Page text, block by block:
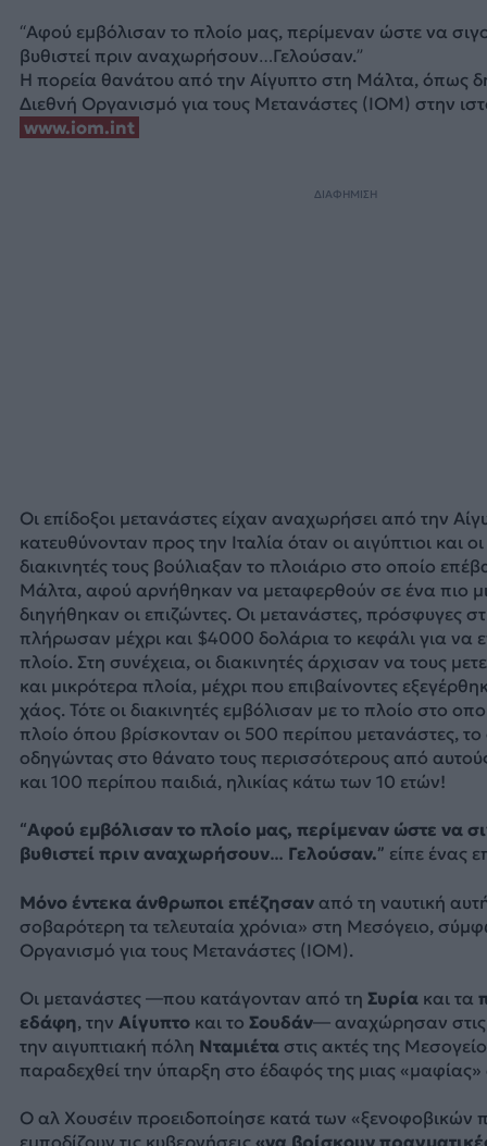
“Αφού εμβόλισαν το πλοίο μας, περίμεναν ώστε να
βυθιστεί πριν αναχωρήσουν…Γελούσαν.”
Η πορεία θανάτου από την Αίγυπτο στη Μάλτα, όπως
Διεθνή Οργανισμό για τους Μετανάστες (IOM) στην
www.iom.int
ΔΙΑΦΗΜΙΣΗ
Οι επίδοξοι μετανάστες είχαν αναχωρήσει από την
κατευθύνονταν προς την Ιταλία όταν οι αιγύπτιοι και οι
διακινητές τους βούλιαξαν το πλοιάριο στο οποίο
Μάλτα, αφού αρνήθηκαν να μεταφερθούν σε ένα πιο
διηγήθηκαν οι επιζώντες. Οι μετανάστες, πρόσφυγες
πλήρωσαν μέχρι και $4000 δολάρια το κεφάλι για να
πλοίο. Στη συνέχεια, οι διακινητές άρχισαν να τους
και μικρότερα πλοία, μέχρι που επιβαίνοντες
χάος. Τότε οι διακινητές εμβόλισαν με το πλοίο στο
πλοίο όπου βρίσκονταν οι 500 περίπου μετανάστες, το
οδηγώντας στο θάνατο τους περισσότερους από
και 100 περίπου παιδιά, ηλικίας κάτω των 10 ετών!
“Αφού εμβόλισαν το πλοίο μας, περίμεναν ώστε να
βυθιστεί πριν αναχωρήσουν… Γελούσαν.” είπε ένας
Μόνο έντεκα άνθρωποι επέζησαναπό τη ναυτική
σοβαρότερη τα τελευταία χρόνια» στη Μεσόγειο,
Οργανισμό για τους Μετανάστες (IOM).
Οι μετανάστες —που κατάγονταν από τη Συρία και τα
εδάφη, την Αίγυπτο και το Σουδάν— αναχώρησαν στις
την αιγυπτιακή πόλη Νταμιέτα στις ακτές της
παραδεχθεί την ύπαρξη στο έδαφός της μιας «μαφίας»
Ο αλ Χουσέιν προειδοποίησε κατά των «ξενοφοβικών